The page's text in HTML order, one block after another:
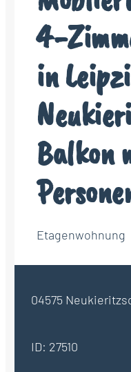
4-
in
Balkon
Etagenwohnung
04575
ID: 27510